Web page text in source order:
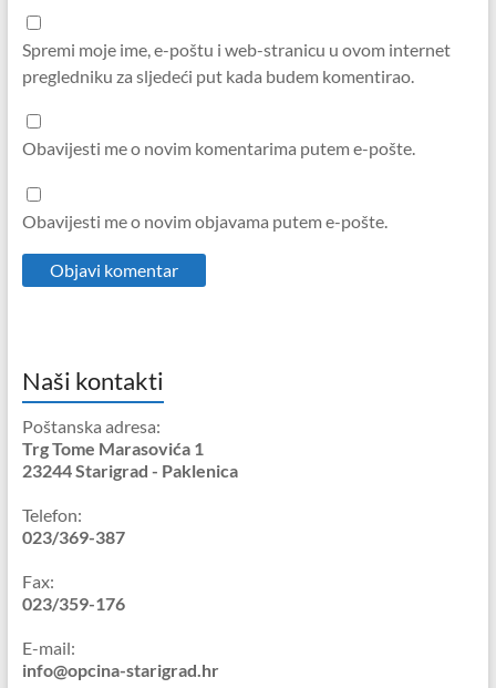
Spremi moje ime, e-poštu i web-stranicu u ovom internet
pregledniku za sljedeći put kada budem komentirao.
Obavijesti me o novim komentarima putem e-pošte.
Obavijesti me o novim objavama putem e-pošte.
Naši kontakti
Poštanska adresa:
Trg Tome Marasovića 1
23244 Starigrad - Paklenica
Telefon:
023/369-387
Fax:
023/359-176
E-mail:
info@opcina-starigrad.hr